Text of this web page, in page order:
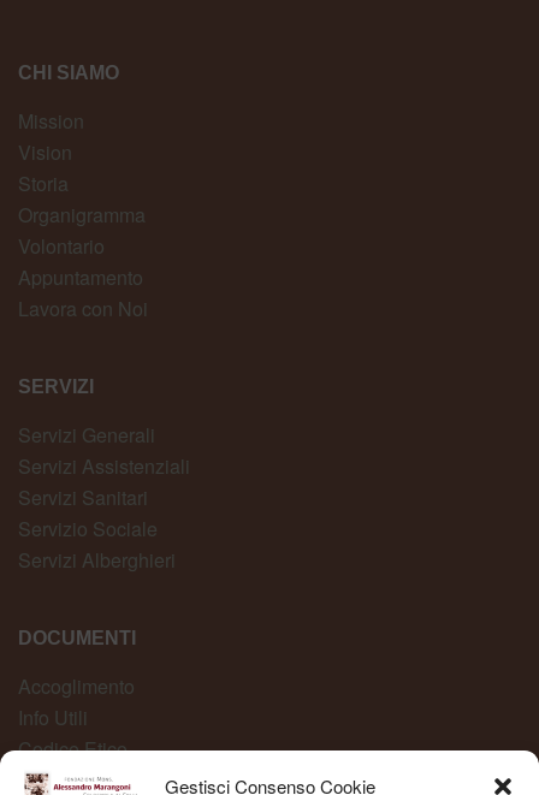
Gestisci Consenso Cookie
CHI SIAMO
Mission
Vision
Storia
Organigramma
Volontario
Appuntamento
Lavora con Noi
SERVIZI
Servizi Generali
Servizi Assistenziali
Servizi Sanitari
Servizio Sociale
Servizi Alberghieri
DOCUMENTI
Accoglimento
Info Utili
Codice Etico
Carta dei Servizi